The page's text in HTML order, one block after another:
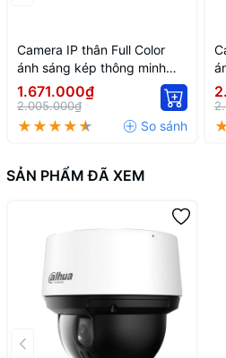
Camera IP thân Full Color
ánh sáng kép thông minh
2MP DH-IPC-HFW2249S-S-
IL
1.671.000₫
2.005.000₫
SẢN PHẨM ĐÃ XEM